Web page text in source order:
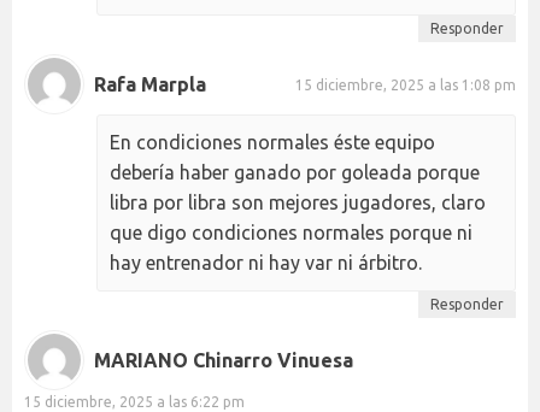
Responder
Rafa Marpla 15 diciembre, 2025 a las 1:08 pm
En condiciones normales éste equipo
debería haber ganado por goleada porque
libra por libra son mejores jugadores, claro
que digo condiciones normales porque ni
hay entrenador ni hay var ni árbitro.
Responder
MARIANO Chinarro Vinuesa
15 diciembre, 2025 a las 6:22 pm